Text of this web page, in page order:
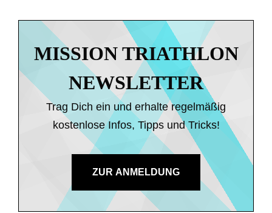
MISSION TRIATHLON
NEWSLETTER
Trag Dich ein und erhalte regelmäßig
kostenlose Infos, Tipps und Tricks!
ZUR ANMELDUNG